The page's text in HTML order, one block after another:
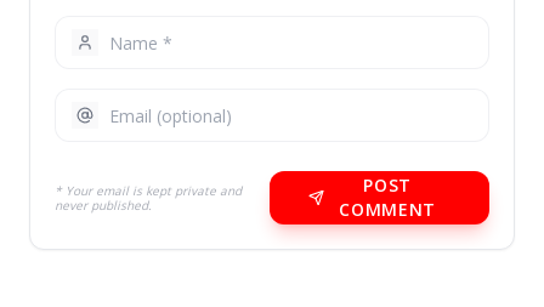
* Your email is kept private and
never published.
POST
COMMENT